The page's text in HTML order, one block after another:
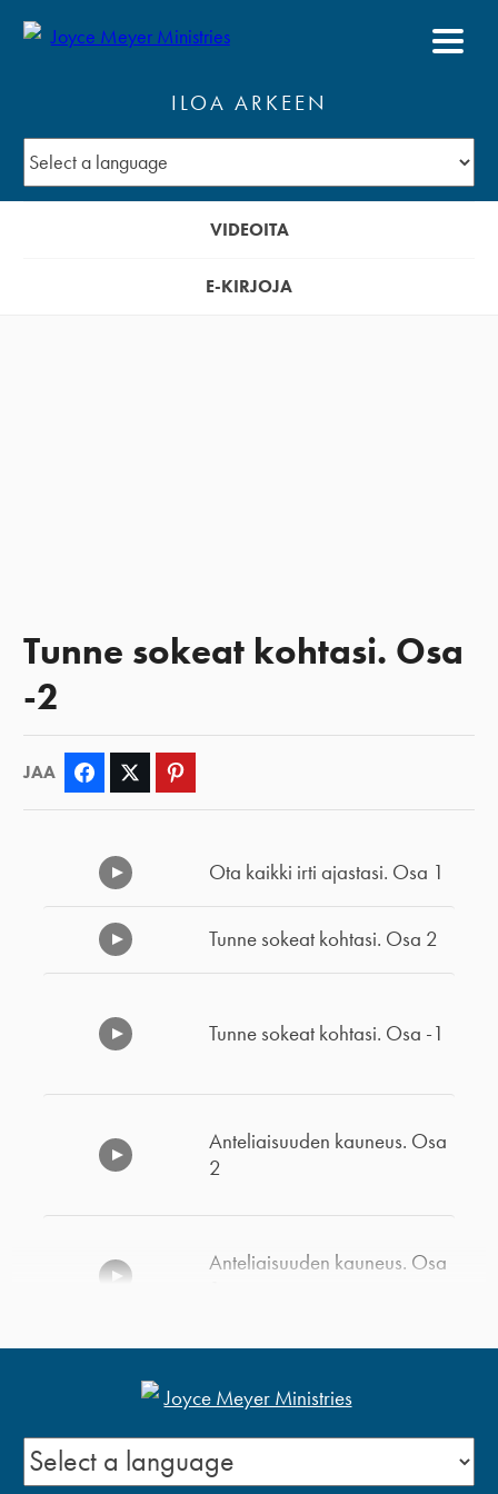
ILOA ARKEEN
VIDEOITA
E-KIRJOJA
Tunne sokeat kohtasi. Osa
-2
JAA Facebook Twitter
Ota kaikki irti ajastasi. Osa 1
Tunne sokeat kohtasi. Osa 2
Tunne sokeat kohtasi. Osa -1
Anteliaisuuden kauneus. Osa
2
Anteliaisuuden kauneus. Osa
Rikkinäisyys ja eheys